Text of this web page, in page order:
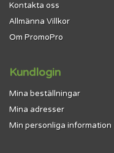
Kontakta oss
Allmänna Villkor
Om PromoPro
Kundlogin
Mina beställningar
Mina adresser
Min personliga information